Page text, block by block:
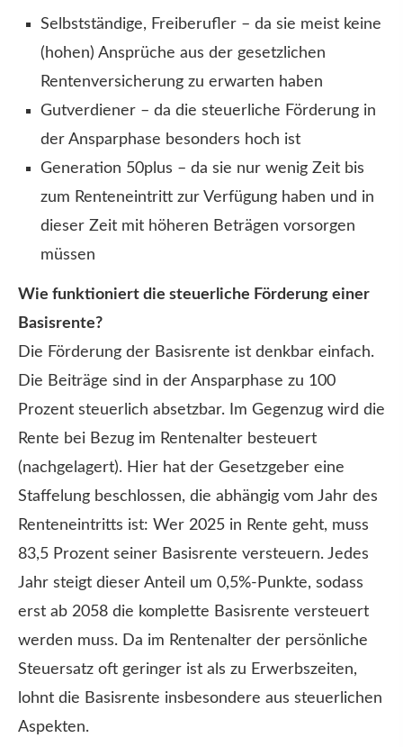
Selbstständige, Freiberufler – da sie meist keine
(hohen) Ansprüche aus der gesetzlichen
Rentenversicherung zu erwarten haben
Gutverdiener – da die steuerliche Förderung in
der Ansparphase besonders hoch ist
Generation 50plus – da sie nur wenig Zeit bis
zum Renteneintritt zur Verfügung haben und in
dieser Zeit mit höheren Beträgen vorsorgen
müssen
Wie funktioniert die steuerliche Förderung einer
Basisrente?
Die Förderung der Basisrente ist denkbar einfach.
Die Beiträge sind in der Ansparphase zu 100
Prozent steuerlich absetzbar. Im Gegenzug wird die
Rente bei Bezug im Rentenalter besteuert
(nachgelagert). Hier hat der Gesetzgeber eine
Staffelung beschlossen, die abhängig vom Jahr des
Renteneintritts ist: Wer 2025 in Rente geht, muss
83,5 Prozent seiner Basisrente versteuern. Jedes
Jahr steigt dieser Anteil um 0,5%-Punkte, sodass
erst ab 2058 die komplette Basisrente versteuert
werden muss. Da im Rentenalter der persönliche
Steuersatz oft geringer ist als zu Erwerbszeiten,
lohnt die Basisrente insbesondere aus steuerlichen
Aspekten.